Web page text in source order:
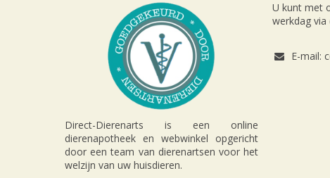
Direct-Dierenarts is een online
dierenapotheek en webwinkel opgericht
door een team van dierenartsen voor het
welzijn van uw huisdieren.
U kunt met
werkdag via
E-mail: